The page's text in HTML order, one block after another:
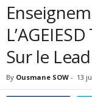
Sur le
By Ousmane SOW - 13